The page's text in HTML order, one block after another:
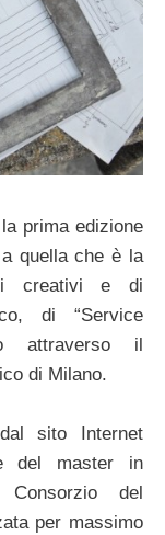
prima edizione
quella che è la
creativi e di
di “Service
attraverso il
di Milano.
sito Internet
del master in
del
per massimo